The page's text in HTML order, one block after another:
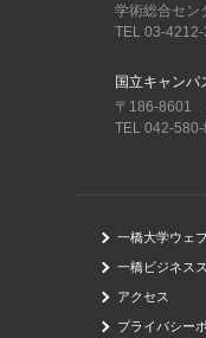
学術総合セン
TEL 03-
国立キャンパ
〒186-8601
TEL 042-
一橋大学ウェ
一橋ビジネス
アクセス
プライバシー